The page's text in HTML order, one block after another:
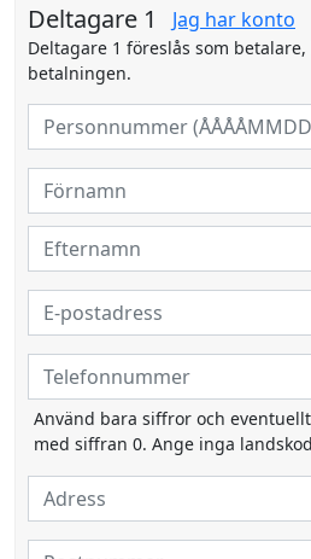
Deltagare 1 Jag har konto
Deltagare 1 föreslås som
betalningen.
Använd bara siffror och
med siffran 0. Ange inga